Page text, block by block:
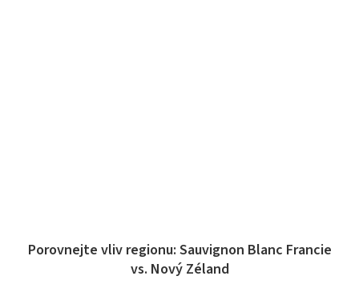
Porovnejte vliv regionu: Sauvignon Blanc Francie
vs. Nový Zéland